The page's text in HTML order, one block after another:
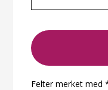
Felter merket med